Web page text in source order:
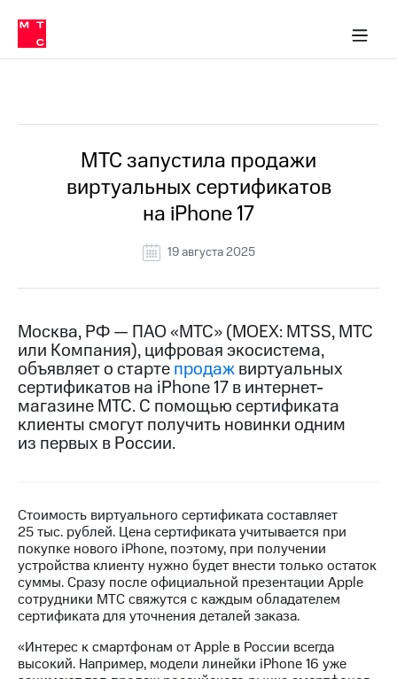
Медиа-центр
и акционерам
Устойчивое развитие
Комплаенс и деловая этика
компании
Карьера
История
компании
Руководство
информация
Контакты
Медиа-центр
Пресс-
релизы
МТС
о технологиях
Интервью
Финансовая
отчетность
Контакты
Новости
в
регионе
в МТС
Пресс-
релизы
о технологиях
МТС запустила продажи
виртуальных сертификатов
на iPhone 17
19 августа 2025
Москва, РФ — ПАО «МТС» (MOEX: MTSS, МТС
или Компания), цифровая экосистема,
объявляет о стартепродажвиртуальных
сертификатов на iPhone 17 в интернет-
магазине МТС. С помощью сертификата
клиенты смогут получить новинки одним
из первых в России.
Стоимость виртуального сертификата составляет
25 тыс. рублей. Цена сертификата учитывается при
покупке нового iPhone, поэтому, при получении
устройства клиенту нужно будет внести только остаток
суммы. Сразу после официальной презентации Apple
сотрудники МТС свяжутся с каждым обладателем
сертификата для уточнения деталей заказа.
«Интерес к смартфонам от Apple в России всегда
высокий. Например, модели линейки iPhone 16 уже